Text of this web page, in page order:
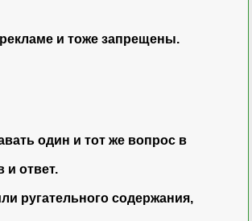
и тоже запрещены.
один и тот же вопрос в
и ответ.
ругательного содержания,